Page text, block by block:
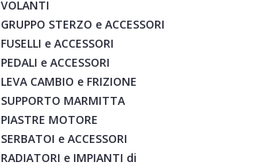
VOLANTI
GRUPPO STERZO e ACCESSORI
FUSELLI e ACCESSORI
PEDALI e ACCESSORI
LEVA CAMBIO e FRIZIONE
SUPPORTO MARMITTA
PIASTRE MOTORE
SERBATOI e ACCESSORI
RADIATORI e IMPIANTI di